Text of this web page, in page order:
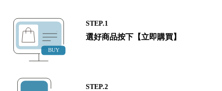
STEP.1
選好商品按下【立即購買】
STEP.2